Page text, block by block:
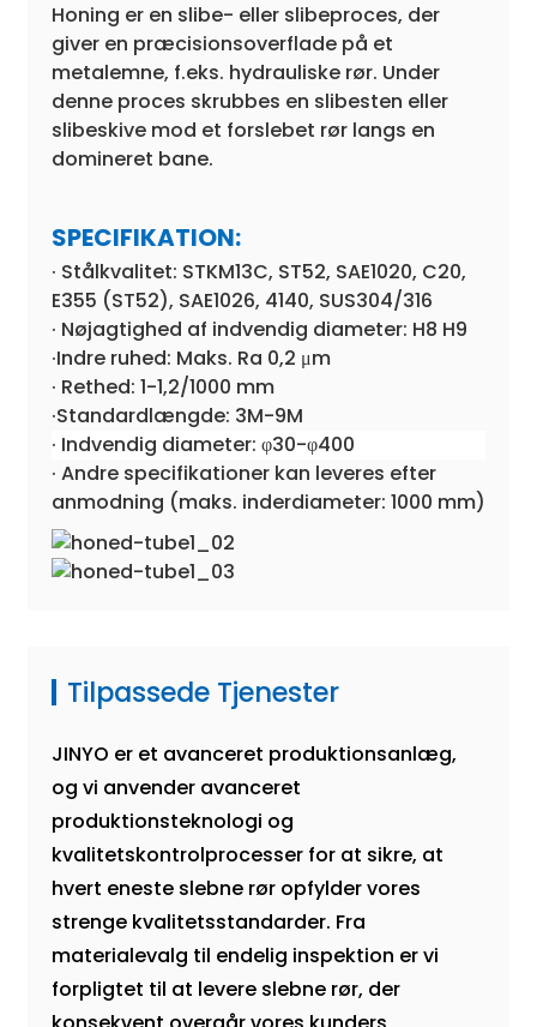
Honing er en slibe- eller slibeproces, der
giver en præcisionsoverflade på et
metalemne, f.eks. hydrauliske rør. Under
denne proces skrubbes en slibesten eller
slibeskive mod et forslebet rør langs en
domineret bane.
SPECIFIKATION:
· Stålkvalitet: STKM13C, ST52, SAE1020, C20,
E355 (ST52), SAE1026, 4140, SUS304/316
· Nøjagtighed af indvendig diameter: H8 H9
·Indre ruhed: Maks. Ra 0,2 μm
· Rethed: 1-1,2/1000 mm
·Standardlængde: 3M-9M
· Indvendig diameter: φ30-φ400
· Andre specifikationer kan leveres efter
anmodning (maks. inderdiameter: 1000 mm)
Tilpassede Tjenester
JINYO er et avanceret produktionsanlæg,
og vi anvender avanceret
produktionsteknologi og
kvalitetskontrolprocesser for at sikre, at
hvert eneste slebne rør opfylder vores
strenge kvalitetsstandarder. Fra
materialevalg til endelig inspektion er vi
forpligtet til at levere slebne rør, der